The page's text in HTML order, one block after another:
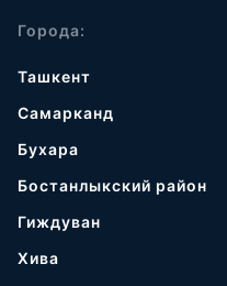
Города:
Ташкент
Самарканд
Бухара
Бостанлыкский район
Гиждуван
Хива